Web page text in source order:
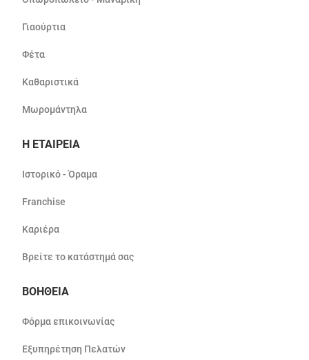
Γιαούρτια
Φέτα
Καθαριστικά
Μωρομάντηλα
Η ΕΤΑΙΡΕΙΑ
Ιστορικό - Όραμα
Franchise
Καριέρα
Βρείτε το κατάστημά σας
ΒΟΗΘΕΙΑ
Φόρμα επικοινωνίας
Εξυπηρέτηση Πελατών